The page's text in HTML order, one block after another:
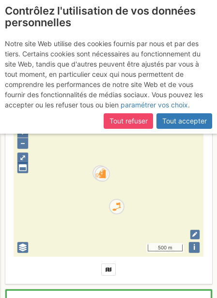
Cap Canaille -
Ouvreur de bouse :
Ouvreur de bouse
Bouches-du-Rhône
⤢
+
–
500 m i
Contrôlez l'utilisation de vos données
personnelles
Notre site Web utilise des cookies fournis par nous et par des
tiers. Certains cookies sont nécessaires au fonctionnement du
site Web, tandis que d'autres peuvent être ajustés par vous à
tout moment, en particulier ceux qui nous permettent de
comprendre les performances de notre site Web et de vous
fournir des fonctionnalités de médias sociaux. Vous pouvez les
accepter ou les refuser tous ou bien paramétrer vos choix.
Tout refuser
Tout accepter